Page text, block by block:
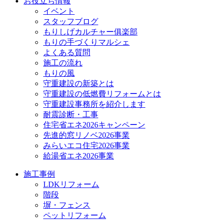
イベント
スタッフブログ
もりしげカルチャー俱楽部
もりの手づくりマルシェ
よくある質問
施工の流れ
もりの風
守重建設の新築とは
守重建設の低燃費リフォームとは
守重建設事務所を紹介します
耐震診断・工事
住宅省エネ2026キャンペーン
先進的窓リノベ2026事業
みらいエコ住宅2026事業
給湯省エネ2026事業
施工事例
LDKリフォーム
階段
塀・フェンス
ペットリフォーム